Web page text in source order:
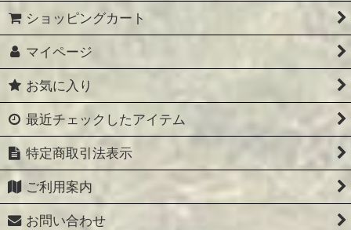
ショッピングカート
マイページ
お気に入り
最近チェックしたアイテム
特定商取引法表示
ご利用案内
お問い合わせ